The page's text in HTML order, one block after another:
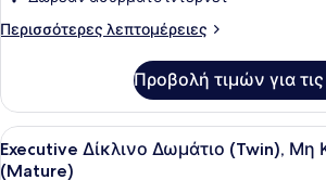
Δωμάτιο
Καπνιστών
(Mature)
Περισσότερες λεπτομέρειες
Περισσότερες
Δίκλινο
Δωμάτιο
(Double),
Μη
Προβολή τιμών για
Προβολή
όλων
Ένα
1
Executive Δίκλινο Δωμάτιο (Twin), Μη
(Mature)